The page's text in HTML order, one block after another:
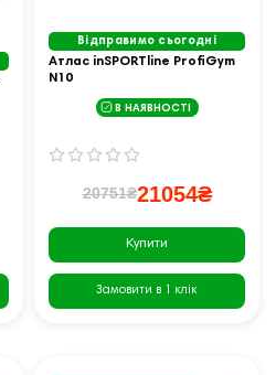
Відправимо сьогодні
Атлас inSPORTline ProfiGym
N10
В НАЯВНОСТІ
20751₴21054₴
Купити
Замовити в 1 клік